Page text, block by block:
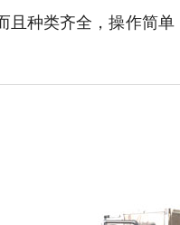
类齐全，操作简单